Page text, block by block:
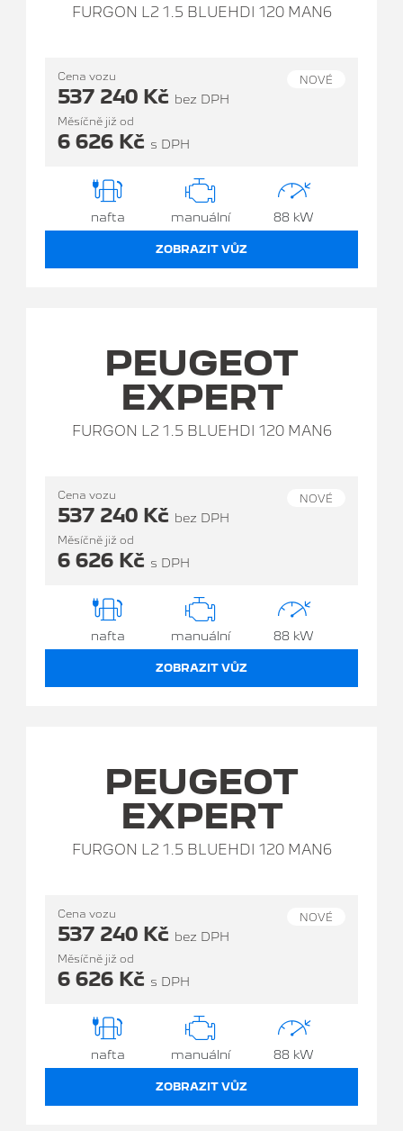
FURGON L2 1.5 BLUEHDI 120 MAN6
Cena vozu
537 240 Kč bez DPH
Měsíčně již od
6 626 Kč s DPH
NOVÉ
nafta manuální 88 kW
ZOBRAZIT VŮZ
PEUGEOT
EXPERT
FURGON L2 1.5 BLUEHDI 120 MAN6
Cena vozu
537 240 Kč bez DPH
Měsíčně již od
6 626 Kč s DPH
NOVÉ
nafta manuální 88 kW
ZOBRAZIT VŮZ
PEUGEOT
EXPERT
FURGON L2 1.5 BLUEHDI 120 MAN6
Cena vozu
537 240 Kč bez DPH
Měsíčně již od
6 626 Kč s DPH
NOVÉ
nafta manuální 88 kW
ZOBRAZIT VŮZ